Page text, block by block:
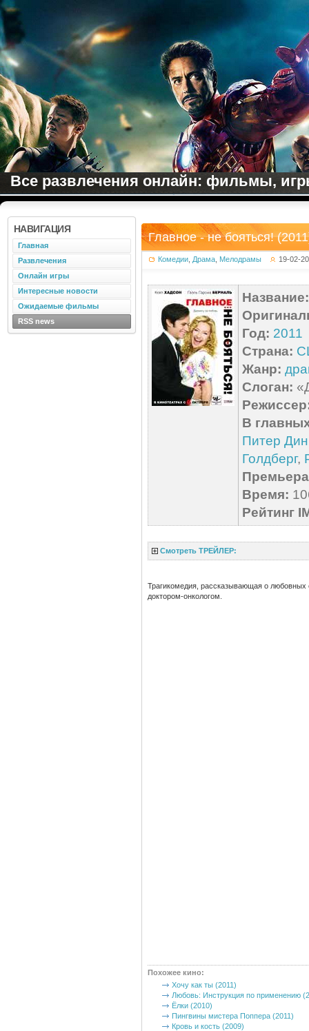
Все развлечения онлайн: фильмы,
Главное - не бояться!
Комедии Драма Мелодрамы 19-02-
Название:
Год: 2011
Страна:
Жанр:
Слоган:
В
Питер
Голдберг,
Время:
Рейтинг
Смотреть ТРЕЙЛЕР:
Трагикомедия, рассказывающая о
доктором-онкологом.
Похожее кино:
Хочу как ты (2011)
Любовь: Инструкция по применению
Ёлки (2010)
Пингвины мистера Поппера (2011)
Кровь и кость (2009)
НАВИГАЦИЯ
Главная
Развлечения
Онлайн игры
Интересные новости
Ожидаемые фильмы
RSS news